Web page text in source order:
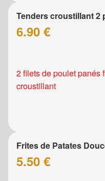
Tenders croustillant 2
6.90 €
2 filets de poulet panés
croustillant
Frites de Patates
5.50 €